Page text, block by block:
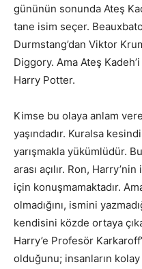
gününün sonunda Ateş
tane isim seçer.
Durmstang’dan Viktor
Diggory. Ama Ateş
Harry Potter.
Kimse bu olaya anlam
yaşındadır. Kuralsa
yarışmakla yükümlüdür.
arası açılır. Ron,
için konuşmamaktadır.
olmadığını, ismini
kendisini közde ortaya
Harry’e Profesör
olduğunu; insanların